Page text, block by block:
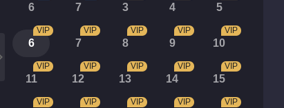
6 7 3 4 5
6
VIP
7
VIP
8
VIP
9
VIP
10
VIP
11
VIP
12
VIP
13
VIP
14
VIP
15
VIP
VIP VIP VIP VIP VIP